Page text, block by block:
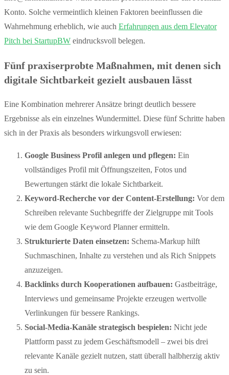
Konto. Solche vermeintlich kleinen Faktoren beeinflussen die
Wahrnehmung erheblich, wie auch Erfahrungen aus dem Elevator
Pitch bei StartupBW eindrucksvoll belegen.
Fünf praxiserprobte Maßnahmen, mit denen sich
digitale Sichtbarkeit gezielt ausbauen lässt
Eine Kombination mehrerer Ansätze bringt deutlich bessere
Ergebnisse als ein einzelnes Wundermittel. Diese fünf Schritte haben
sich in der Praxis als besonders wirkungsvoll erwiesen:
Google Business Profil anlegen und pflegen: Ein
vollständiges Profil mit Öffnungszeiten, Fotos und
Bewertungen stärkt die lokale Sichtbarkeit.
Keyword-Recherche vor der Content-Erstellung: Vor dem
Schreiben relevante Suchbegriffe der Zielgruppe mit Tools
wie dem Google Keyword Planner ermitteln.
Strukturierte Daten einsetzen: Schema-Markup hilft
Suchmaschinen, Inhalte zu verstehen und als Rich Snippets
anzuzeigen.
Backlinks durch Kooperationen aufbauen: Gastbeiträge,
Interviews und gemeinsame Projekte erzeugen wertvolle
Verlinkungen für bessere Rankings.
Social-Media-Kanäle strategisch bespielen: Nicht jede
Plattform passt zu jedem Geschäftsmodell – zwei bis drei
relevante Kanäle gezielt nutzen, statt überall halbherzig aktiv
zu sein.